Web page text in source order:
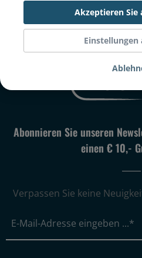
Weniger
Abonnieren Sie unseren
einen € 10,-
Verpassen Sie keine
Akzeptieren Sie
Einstellungen